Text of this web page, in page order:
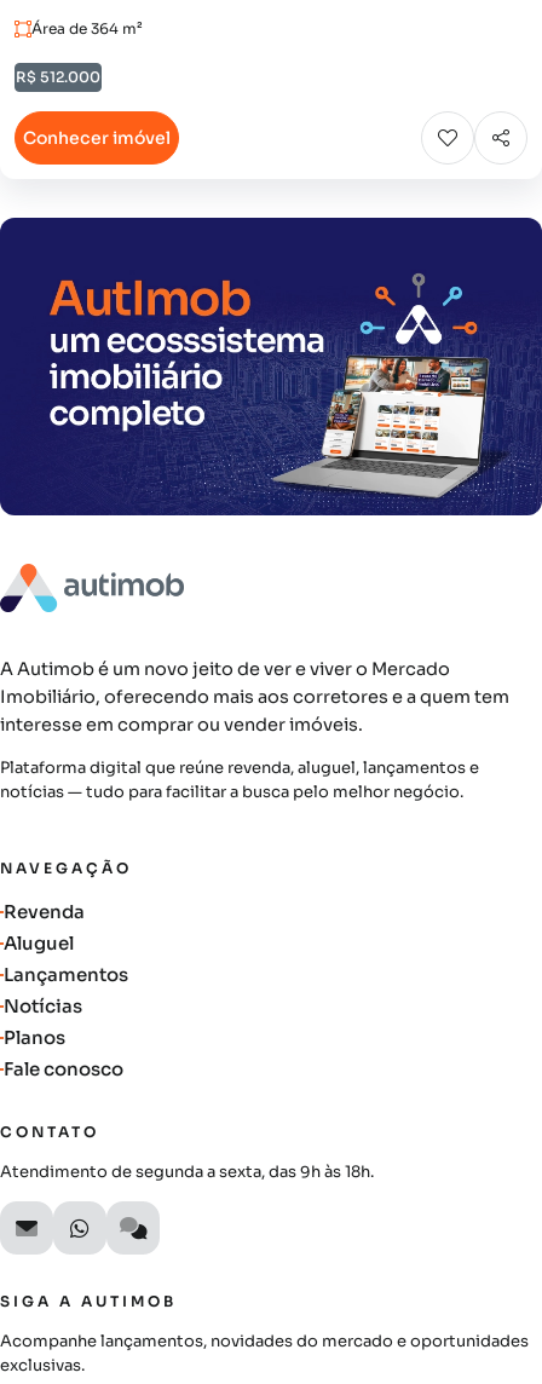
Área de 364 m²
R$ 512.000
Conhecer imóvel
A Autimob é um novo jeito de ver e viver o Mercado
Imobiliário, oferecendo mais aos corretores e a quem tem
interesse em comprar ou vender imóveis.
Plataforma digital que reúne revenda, aluguel, lançamentos e
notícias — tudo para facilitar a busca pelo melhor negócio.
NAVEGAÇÃO
Revenda
Aluguel
Lançamentos
Notícias
Planos
Fale conosco
CONTATO
Atendimento de segunda a sexta, das 9h às 18h.
SIGA A AUTIMOB
Acompanhe lançamentos, novidades do mercado e oportunidades
exclusivas.